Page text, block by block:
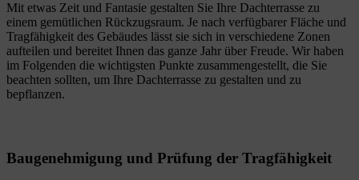
Mit etwas Zeit und Fantasie gestalten Sie Ihre Dachterrasse zu
einem gemütlichen Rückzugsraum. Je nach verfügbarer Fläche und
Tragfähigkeit des Gebäudes lässt sie sich in verschiedene Zonen
aufteilen und bereitet Ihnen das ganze Jahr über Freude. Wir haben
im Folgenden die wichtigsten Punkte zusammengestellt, die Sie
beachten sollten, um Ihre Dachterrasse zu gestalten und zu
bepflanzen.
Baugenehmigung und Prüfung der Tragfähigkeit